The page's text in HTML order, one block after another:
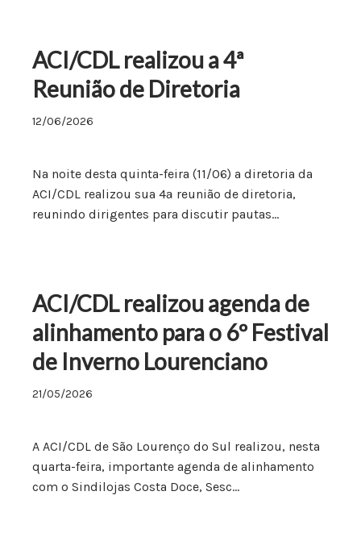
ACI/CDL realizou a 4ª
Reunião de Diretoria
12/06/2026
Na noite desta quinta-feira (11/06) a diretoria da
ACI/CDL realizou sua 4ª reunião de diretoria,
reunindo dirigentes para discutir pautas…
ACI/CDL realizou agenda de
alinhamento para o 6º Festival
de Inverno Lourenciano
21/05/2026
A ACI/CDL de São Lourenço do Sul realizou, nesta
quarta-feira, importante agenda de alinhamento
com o Sindilojas Costa Doce, Sesc…